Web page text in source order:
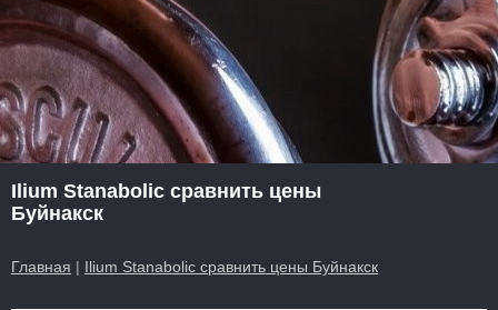
Ilium Stanabolic сравнить цены
Буйнакск
Главная | Ilium Stanabolic сравнить цены Буйнакск